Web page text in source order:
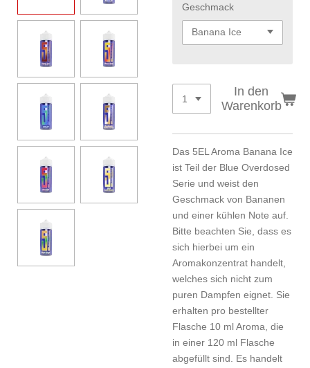
Geschmack
In den
Warenkorb
Das 5EL Aroma Banana Ice
ist Teil der Blue Overdosed
Serie und weist den
Geschmack von Bananen
und einer kühlen Note auf.
Bitte beachten Sie, dass es
sich hierbei um ein
Aromakonzentrat handelt,
welches sich nicht zum
puren Dampfen eignet. Sie
erhalten pro bestellter
Flasche 10 ml Aroma, die
in einer 120 ml Flasche
abgefüllt sind. Es handelt